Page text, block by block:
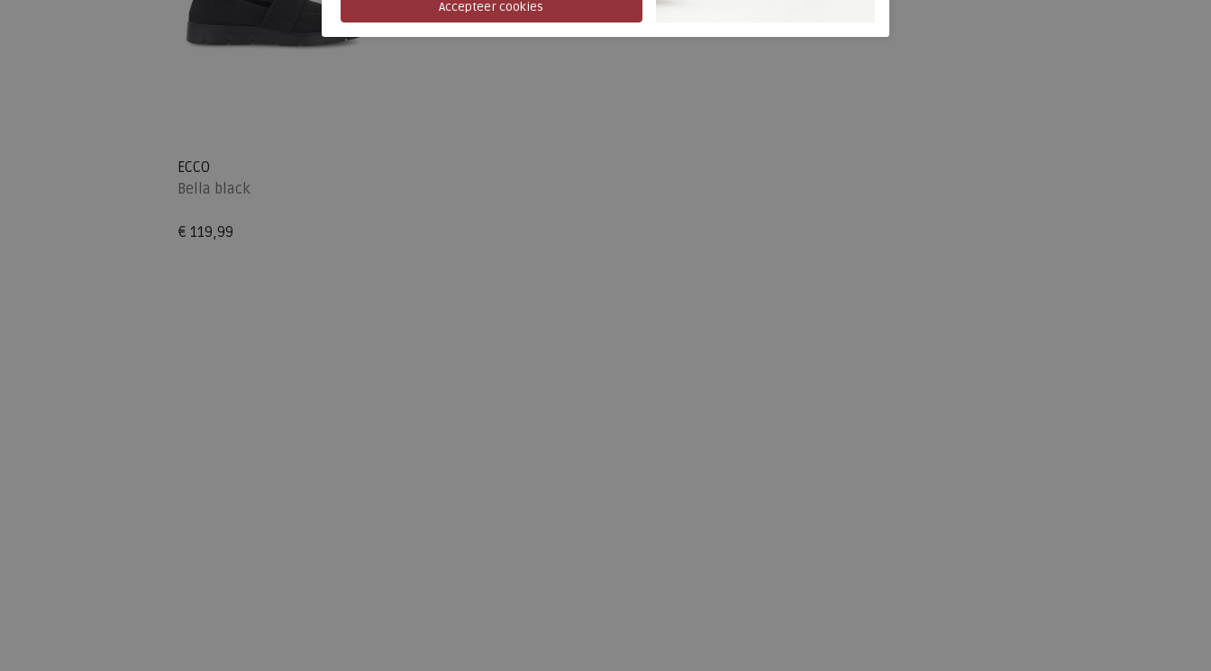
ECCO
Bella black
€ 119,99